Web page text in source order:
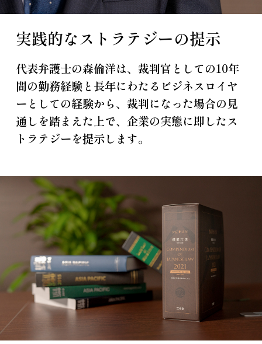
実践的なストラテジーの提示
代表弁護士の森倫洋は、裁判官としての10年
間の勤務経験と長年にわたるビジネスロイヤ
ーとしての経験から、裁判になった場合の見
通しを踏まえた上で、企業の実態に即したス
トラテジーを提示します。